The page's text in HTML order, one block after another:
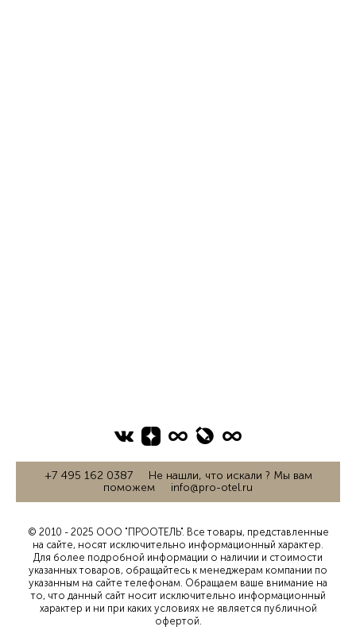
+7 495 162 0387 Не нашли, что искали ? Мы вам
поможем info@pro-otel.ru
© 2010 - 2025 ООО "ПРООТЕЛЬ". Все товары, представленные
на сайте, носят исключительно информационный характер.
Для более подробной информации о наличии и стоимости
указанных товаров, обращайтесь к менеджерам компании по
указанным на сайте телефонам. Обращаем ваше внимание на
то, что данный сайт носит исключительно информационный
характер и ни при каких условиях не является публичной
офертой.